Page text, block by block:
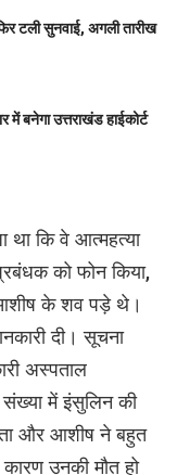
टली सुनवाई, अगली तारीख
में बनेगा उत्तराखंड हाईकोर्ट
था कि वे आत्महत्या
को फोन किया,
के शव पड़े थे।
दी। सूचना
अस्पताल
में इंसुलिन की
और आशीष ने बहुत
उनकी मौत हो